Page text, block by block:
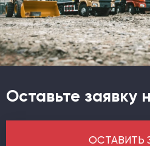
Оставьте заявку
ОСТАВИТЬ